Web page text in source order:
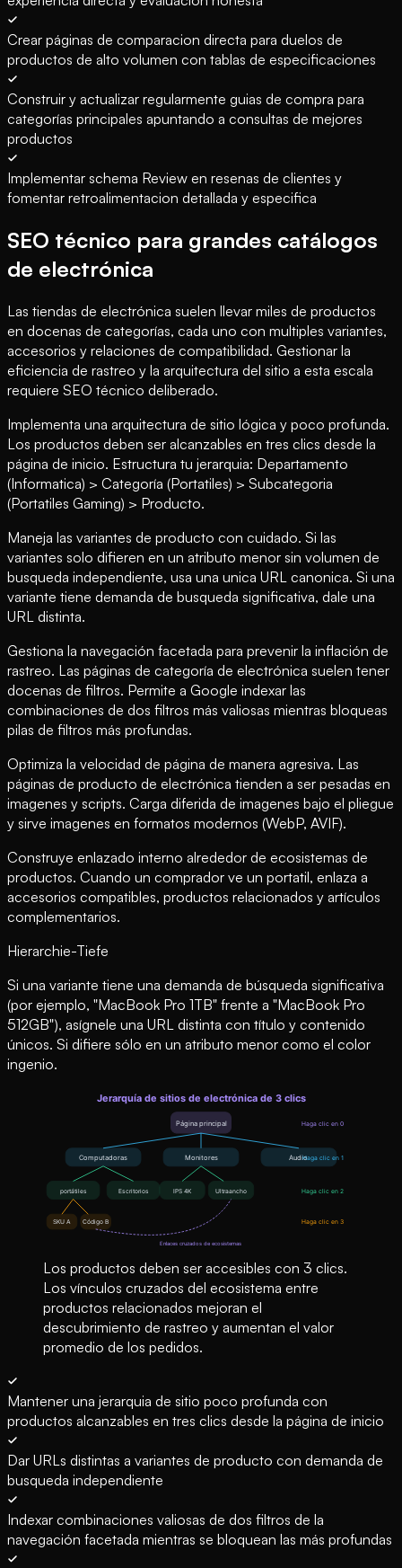
Crear páginas de comparacion directa para duelos de
productos de alto volumen con tablas de especificaciones
Construir y actualizar regularmente guias de compra para
categorías principales apuntando a consultas de mejores
productos
Implementar schema Review en resenas de clientes y
fomentar retroalimentacion detallada y especifica
SEO técnico para grandes catálogos
de electrónica
Las tiendas de electrónica suelen llevar miles de productos
en docenas de categorías, cada uno con multiples variantes,
accesorios y relaciones de compatibilidad. Gestionar la
eficiencia de rastreo y la arquitectura del sitio a esta escala
requiere SEO técnico deliberado.
Implementa una arquitectura de sitio lógica y poco profunda.
Los productos deben ser alcanzables en tres clics desde la
página de inicio. Estructura tu jerarquia: Departamento
(Informatica) > Categoría (Portatiles) > Subcategoria
(Portatiles Gaming) > Producto.
Maneja las variantes de producto con cuidado. Si las
variantes solo difieren en un atributo menor sin volumen de
busqueda independiente, usa una unica URL canonica. Si una
variante tiene demanda de busqueda significativa, dale una
URL distinta.
Gestiona la navegación facetada para prevenir la inflación de
rastreo. Las páginas de categoría de electrónica suelen tener
docenas de filtros. Permite a Google indexar las
combinaciones de dos filtros más valiosas mientras bloqueas
pilas de filtros más profundas.
Optimiza la velocidad de página de manera agresiva. Las
páginas de producto de electrónica tienden a ser pesadas en
imagenes y scripts. Carga diferida de imagenes bajo el pliegue
y sirve imagenes en formatos modernos (WebP, AVIF).
Construye enlazado interno alrededor de ecosistemas de
productos. Cuando un comprador ve un portatil, enlaza a
accesorios compatibles, productos relacionados y artículos
complementarios.
Hierarchie-Tiefe
Si una variante tiene una demanda de búsqueda significativa
(por ejemplo, "MacBook Pro 1TB" frente a "MacBook Pro
512GB"), asígnele una URL distinta con título y contenido
únicos. Si difiere sólo en un atributo menor como el color
ingenio.
Los productos deben ser accesibles con 3 clics.
Los vínculos cruzados del ecosistema entre
productos relacionados mejoran el
descubrimiento de rastreo y aumentan el valor
promedio de los pedidos.
Mantener una jerarquia de sitio poco profunda con
productos alcanzables en tres clics desde la página de inicio
Dar URLs distintas a variantes de producto con demanda de
busqueda independiente
Indexar combinaciones valiosas de dos filtros de la
navegación facetada mientras se bloquean las más profundas